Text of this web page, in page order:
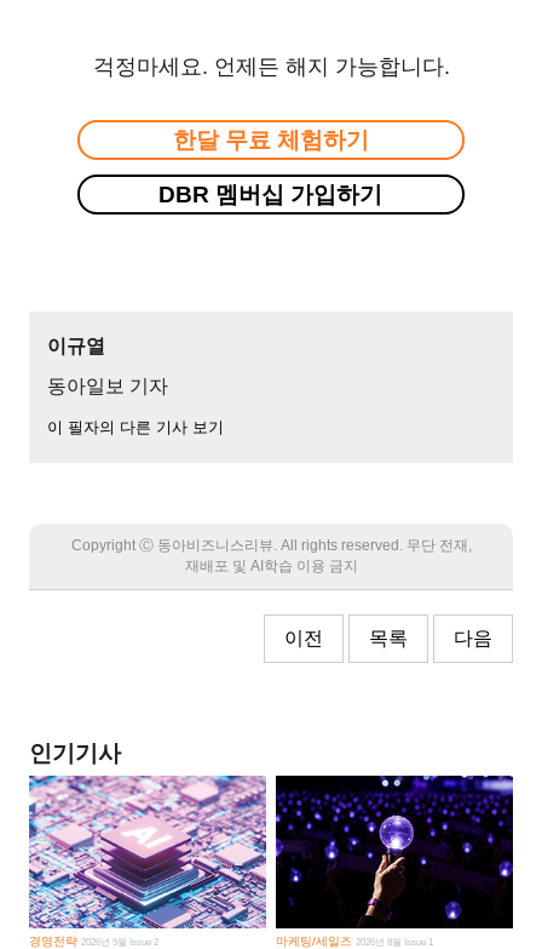
걱정마세요. 언제든 해지 가능합니다.
한달 무료 체험하기
DBR 멤버십 가입하기
이규열
동아일보 기자
이 필자의 다른 기사 보기
Copyright Ⓒ 동아비즈니스리뷰. All rights reserved. 무단 전재,
재배포 및 AI학습 이용 금지
이전 목록 다음
인기기사
경영전략 2026년 5월 Issue 2 마케팅/세일즈 2026년 8월 Issue 1